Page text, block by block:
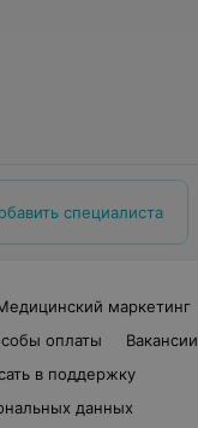
специалиста
маркетинг
оплаты
Вакансии
в поддержку
данных